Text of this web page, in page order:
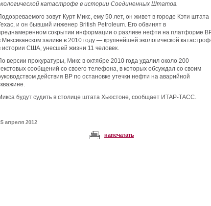
катастрофе в истории Соединенных Штатов.
зовут Курт Микс, ему 50 лет, он живет в городе Кэти штата
и он бывший инженер British Petroleum. Его обвинят в
сокрытии информации о разливе нефти на платформе
Мексиканском заливе в 2010 году — крупнейшей экологической
истории США, унесшей жизни 11 человек.
версии прокуратуры, Микс в октябре 2010 года удалил около 200
сообщений со своего телефона, в которых обсуждал со своим
действия ВР по остановке утечки нефти на аварийной
будут судить в столице штата Хьюстоне, сообщает ИТАР-ТАСС.
апреля 2012
напечатать